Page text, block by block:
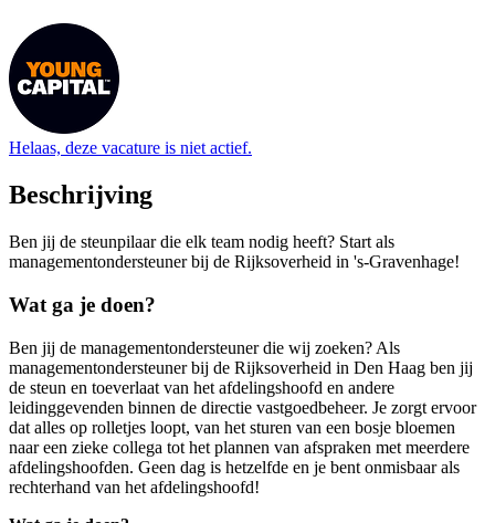
Helaas, deze vacature is niet actief.
Beschrijving
Ben jij de steunpilaar die elk team nodig heeft? Start als
managementondersteuner bij de Rijksoverheid in 's-Gravenhage!
Wat ga je doen?
Ben jij de managementondersteuner die wij zoeken? Als
managementondersteuner bij de Rijksoverheid in Den Haag ben jij
de steun en toeverlaat van het afdelingshoofd en andere
leidinggevenden binnen de directie vastgoedbeheer. Je zorgt ervoor
dat alles op rolletjes loopt, van het sturen van een bosje bloemen
naar een zieke collega tot het plannen van afspraken met meerdere
afdelingshoofden. Geen dag is hetzelfde en je bent onmisbaar als
rechterhand van het afdelingshoofd!